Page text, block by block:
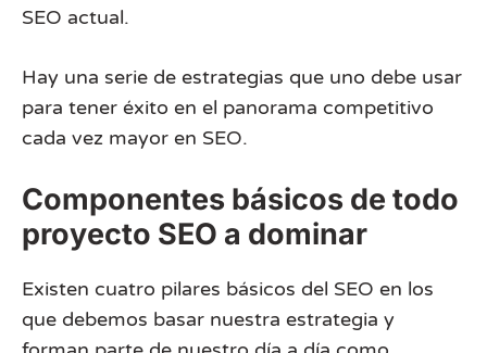
SEO actual.
Hay una serie de estrategias que uno debe usar
para tener éxito en el panorama competitivo
cada vez mayor en SEO.
Componentes básicos de todo
proyecto SEO a dominar
Existen cuatro pilares básicos del SEO en los
que debemos basar nuestra estrategia y